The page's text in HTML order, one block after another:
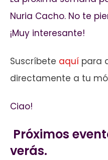
Nuria Cacho. No te
¡Muy interesante!
Suscríbete aquí para
directamente a tu
Ciao!
Próximos
verás.